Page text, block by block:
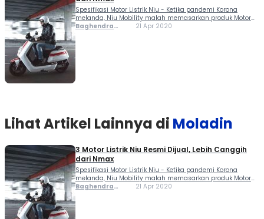
Spesifikasi Motor Listrik Niu - Ketika pandemi Korona
melanda, Niu Mobility malah memasarkan produk Motor
Listrik mereka di Tanah Air. Ada tiga produk yang mereka
Baghendra
21 Apr 2020
Lihat Artikel Lainnya di Moladin
3 Motor Listrik Niu Resmi Dijual, Lebih Canggih
dari Nmax
Spesifikasi Motor Listrik Niu - Ketika pandemi Korona
melanda, Niu Mobility malah memasarkan produk Motor
Listrik mereka di Tanah Air. Ada tiga produk yang mereka
Baghendra
21 Apr 2020